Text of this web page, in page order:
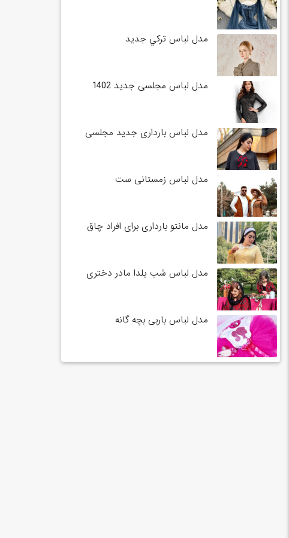
مدل لباس تركي جديد
مدل لباس مجلسی جدید 1402
مدل لباس بارداری جدید مجلسی
مدل لباس زمستانی ست
مدل مانتو بارداری برای افراد چاق
مدل لباس شب یلدا مادر دختری
مدل لباس باربی بچه گانه